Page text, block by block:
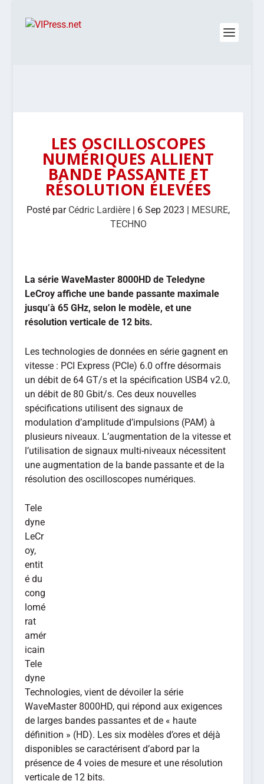
LES OSCILLOSCOPES
NUMÉRIQUES ALLIENT
BANDE PASSANTE ET
RÉSOLUTION ÉLEVÉES
Posté par Cédric Lardière | 6 Sep 2023 | MESURE,
TECHNO
La série WaveMaster 8000HD de Teledyne
LeCroy affiche une bande passante maximale
jusqu’à 65 GHz, selon le modèle, et une
résolution verticale de 12 bits.
Les technologies de données en série gagnent en
vitesse : PCI Express (PCIe) 6.0 offre désormais
un débit de 64 GT/s et la spécification USB4 v2.0,
un débit de 80 Gbit/s. Ces deux nouvelles
spécifications utilisent des signaux de
modulation d’amplitude d’impulsions (PAM) à
plusieurs niveaux. L’augmentation de la vitesse et
l’utilisation de signaux multi-niveaux nécessitent
une augmentation de la bande passante et de la
résolution des oscilloscopes numériques.
Tele
dyne
LeCr
oy,
entit
é du
cong
lomé
rat
amér
icain
Tele
dyne
Technologies, vient de dévoiler la série
WaveMaster 8000HD, qui répond aux exigences
de larges bandes passantes et de « haute
définition » (HD). Les six modèles d’ores et déjà
disponibles se caractérisent d’abord par la
présence de 4 voies de mesure et une résolution
verticale de 12 bits.